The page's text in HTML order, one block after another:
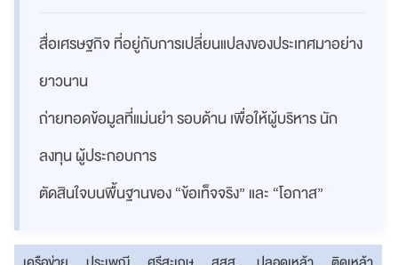
สื่อเศรษฐกิจ ที่อยู่กับการเปลี่ยนแปลงของประเทศมาอย่าง
ยาวนาน
ถ่ายทอดข้อมูลที่แม่นยำ รอบด้าน เพื่อให้ผู้บริหาร นัก
ลงทุน ผู้ประกอบการ
ตัดสินใจบนพื้นฐานของ “ข้อเท็จจริง” และ “โอกาส”